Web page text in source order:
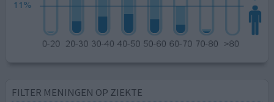
FILTER MENINGEN OP ZIEKTE